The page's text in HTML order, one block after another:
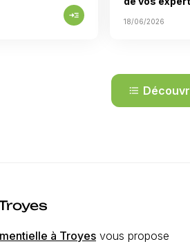
read_more
18/06/2026
format_list_bulleted
à Troyes vous propose